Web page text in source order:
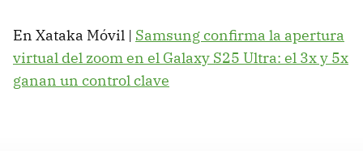
En Xataka Móvil | Samsung confirma la apertura
virtual del zoom en el Galaxy S25 Ultra: el 3x y 5x
ganan un control clave